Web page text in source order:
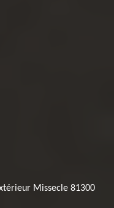
Missecle 81300